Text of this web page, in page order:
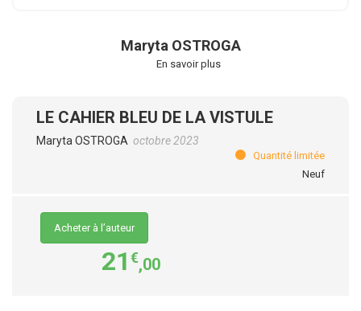
Maryta OSTROGA
En savoir plus
LE CAHIER BLEU DE LA VISTULE
Maryta OSTROGA octobre 2023
Quantité limitée
Neuf
Acheter à l’auteur
21 €,00